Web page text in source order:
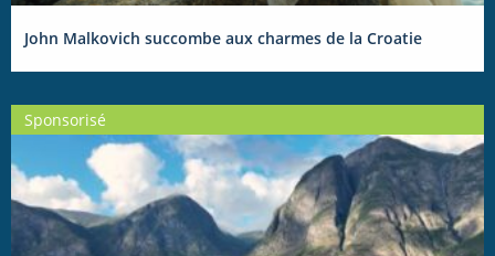
John Malkovich succombe aux charmes de la Croatie
Sponsorisé